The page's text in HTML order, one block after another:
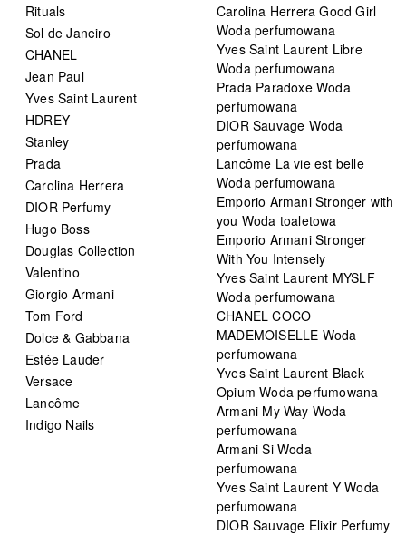
Rituals
Sol de Janeiro
CHANEL
Jean Paul
Yves Saint Laurent
HDREY
Stanley
Prada
Carolina Herrera
DIOR Perfumy
Hugo Boss
Douglas Collection
Valentino
Giorgio Armani
Tom Ford
Dolce & Gabbana
Estée Lauder
Versace
Lancôme
Indigo Nails
Carolina Herrera Good Girl
Woda perfumowana
Yves Saint Laurent Libre
Woda perfumowana
Prada Paradoxe Woda
perfumowana
DIOR Sauvage Woda
perfumowana
Lancôme La vie est belle
Woda perfumowana
Emporio Armani Stronger with
you Woda toaletowa
Emporio Armani Stronger
With You Intensely
Yves Saint Laurent MYSLF
Woda perfumowana
CHANEL COCO
MADEMOISELLE Woda
perfumowana
Yves Saint Laurent Black
Opium Woda perfumowana
Armani My Way Woda
perfumowana
Armani Si Woda
perfumowana
Yves Saint Laurent Y Woda
perfumowana
DIOR Sauvage Elixir Perfumy